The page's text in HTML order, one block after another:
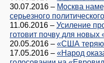
30.07.2016 – Москва
серьезного
11.06.2016 – Усиление
готовит почву для
20.05.2016 – «США
17.05.2016 – «Народ